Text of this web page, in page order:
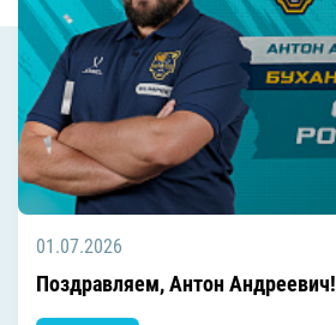
01.07.2026
Поздравляем, Антон Андреевич!